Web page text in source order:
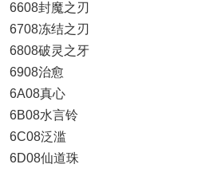
6608封魔之刃
6708冻结之刃
6808破灵之牙
6908治愈
6A08真心
6B08水言铃
6C08泛滥
6D08仙道珠